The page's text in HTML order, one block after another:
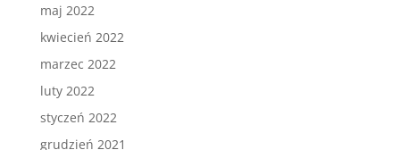
maj 2022
kwiecień 2022
marzec 2022
luty 2022
styczeń 2022
grudzień 2021